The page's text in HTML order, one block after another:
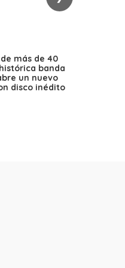
más de 40
banda
un nuevo
disco inédito